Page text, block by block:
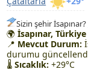
Sizin şehir İsapınar?
🌍İsapınar,
📍 Mevcut Durum:
durumu
🌡Sıcaklık: +29°C